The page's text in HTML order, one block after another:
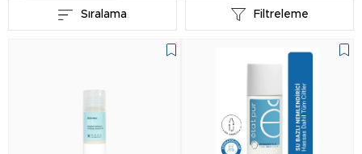
Filtreleme
Sıralama